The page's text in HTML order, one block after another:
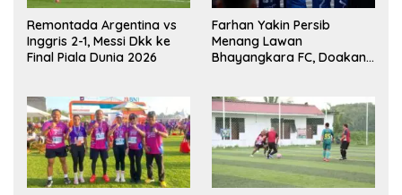
Remontada Argentina vs
Inggris 2-1, Messi Dkk ke
Final Piala Dunia 2026
Farhan Yakin Persib
Menang Lawan
Bhayangkara FC, Doakan